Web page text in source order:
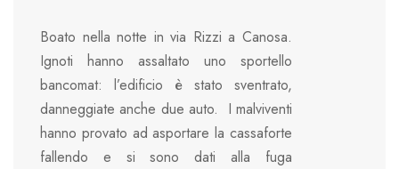
Boato nella notte in via Rizzi a Canosa.
Ignoti hanno assaltato uno sportello
bancomat: l’edificio è stato sventrato,
danneggiate anche due auto. I malviventi
hanno provato ad asportare la cassaforte
fallendo e si sono dati alla fuga